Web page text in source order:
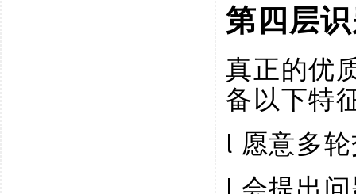
第四层
真正的优
备以下特
l 愿意多